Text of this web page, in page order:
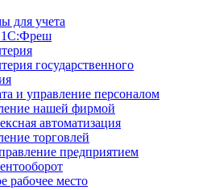
для учета
1С:Фреш
государственного
и управление персоналом
нашей фирмой
автоматизация
торговлей
предприятием
рабочее место